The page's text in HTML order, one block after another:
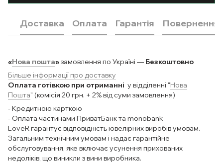
Доставка Оплата Гарантія Повернення
«Нова пошта»замовлення по Україні — Безкоштовно
Більше інформації про доставку
Оплата готівкою при отриманні у відділенні "Нова
Пошта" (комісія 20 грн. + 2% від суми замовлення)
- Кредитною карткою
- Оплата частинами ПриватБанк та monobank
LoveR гарантує відповідність ювелірних виробів умовам.
Загальним технічним умовам і надає гарантійне
обслуговування, яке включає усунення прихованих
недоліків, що виникли з вини виробника.